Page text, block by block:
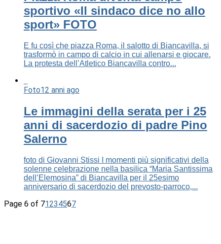
sportivo «Il sindaco dice no allo
sport» FOTO
E fu così che piazza Roma, il salotto di Biancavilla, si
trasformò in campo di calcio in cui allenarsi e giocare.
La protesta dell’Atletico Biancavilla contro...
Foto12 anni ago
Le immagini della serata per i 25
anni di sacerdozio di padre Pino
Salerno
foto di Giovanni Stissi I momenti più significativi della
solenne celebrazione nella basilica “Maria Santissima
dell’Elemosina” di Biancavilla per il 25esimo
anniversario di sacerdozio del prevosto-parroco,...
Page 6 of 71234567